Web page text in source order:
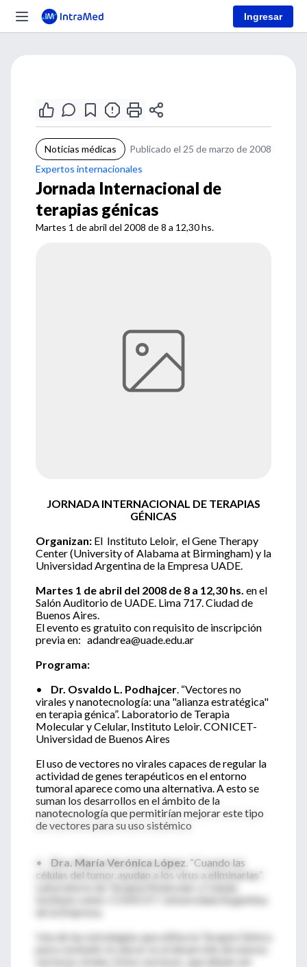
Ingresar
Noticias médicas
Publicado el 25 de marzo de 2008
Expertos internacionales
Jornada Internacional de
terapias génicas
Martes 1 de abril del 2008 de 8 a 12,30 hs.
JORNADA INTERNACIONAL DE TERAPIAS
GÉNICAS
Organizan: El Instituto Leloir, el Gene Therapy
Center (University of Alabama at Birmingham) y la
Universidad Argentina de la Empresa UADE.
Martes 1 de abril del 2008 de 8 a 12,30 hs. en el
Salón Auditorio de UADE. Lima 717. Ciudad de
Buenos Aires.
El evento es gratuito con requisito de inscripción
previa en: adandrea@uade.edu.ar
Programa:
•
Dr. Osvaldo L. Podhajcer. “Vectores no
virales y nanotecnología: una "alianza estratégica"
en terapia génica”. Laboratorio de Terapia
Molecular y Celular, Instituto Leloir. CONICET-
Universidad de Buenos Aires
El uso de vectores no virales capaces de regular la
actividad de genes terapéuticos en el entorno
tumoral aparece como una alternativa. A esto se
suman los desarrollos en el ámbito de la
nanotecnología que permitirían mejorar este tipo
de vectores para su uso sistémico
• Dra. María Verónica López. “Cuando las
células del tumor ayudan a los virus a eliminarlas”.
Instituto Leloir. CONICET-Universidad Argentina
Una de las estrategias que utiliza la Terapia Génica